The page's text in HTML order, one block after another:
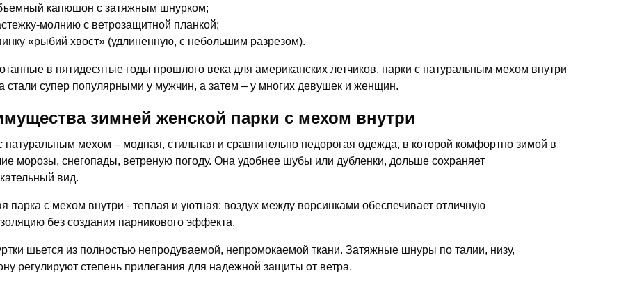
капюшон с затяжным шнурком;
молнию с ветрозащитной планкой;
«рыбий хвост» (удлиненную, с небольшим разрезом).
в пятидесятые годы прошлого века для американских летчиков, парки с натуральным мехом внутри
стали супер популярными у мужчин, а затем – у многих девушек и женщин.
зимней женской парки с мехом внутри
натуральным мехом – модная, стильная и сравнительно недорогая одежда, в которой комфортно зимой в
морозы, снегопады, ветреную погоду. Она удобнее шубы или дубленки, дольше сохраняет
вид.
парка с мехом внутри - теплая и уютная: воздух между ворсинками обеспечивает отличную
без создания парникового эффекта.
шьется из полностью непродуваемой, непромокаемой ткани. Затяжные шнуры по талии, низу,
регулируют степень прилегания для надежной защиты от ветра.